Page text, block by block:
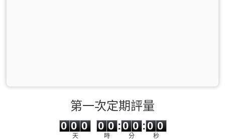
第一次定期評量
0
0
0 0
天
0
0
0
0
時
:
0
0
0
0
分
:
0
0 0
秒